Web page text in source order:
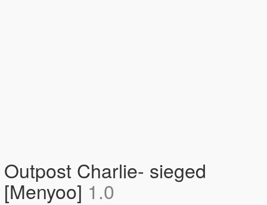
Outpost Charlie- sieged
[Menyoo] 1.0